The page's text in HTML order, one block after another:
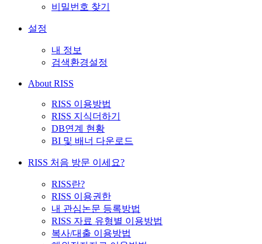
비밀번호 찾기
설정
내 정보
검색환경설정
About RISS
RISS 이용방법
RISS 지식더하기
DB연계 현황
BI 및 배너 다운로드
RISS 처음 방문 이세요?
RISS란?
RISS 이용권한
내 관심논문 등록방법
RISS 자료 유형별 이용방법
복사/대출 이용방법